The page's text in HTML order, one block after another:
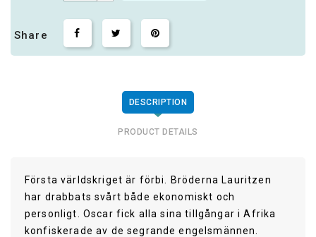
Share
DESCRIPTION
PRODUCT DETAILS
Första världskriget är förbi. Bröderna Lauritzen
har drabbats svårt både ekonomiskt och
personligt. Oscar fick alla sina tillgångar i Afrika
konfiskerade av de segrande engelsmännen.